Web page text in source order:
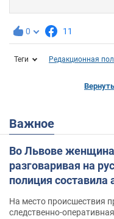
0 11
Теги Редакционная
Важное
Во Львове
разговаривая на
полиция
На место происшествия
следственно-